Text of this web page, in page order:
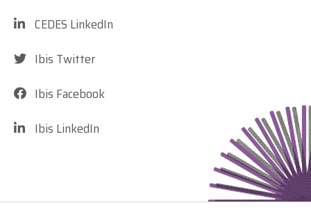
CEDES LinkedIn
Ibis Twitter
Ibis Facebook
Ibis LinkedIn